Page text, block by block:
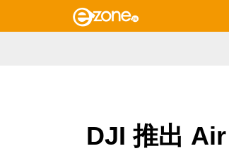
DJI 推出